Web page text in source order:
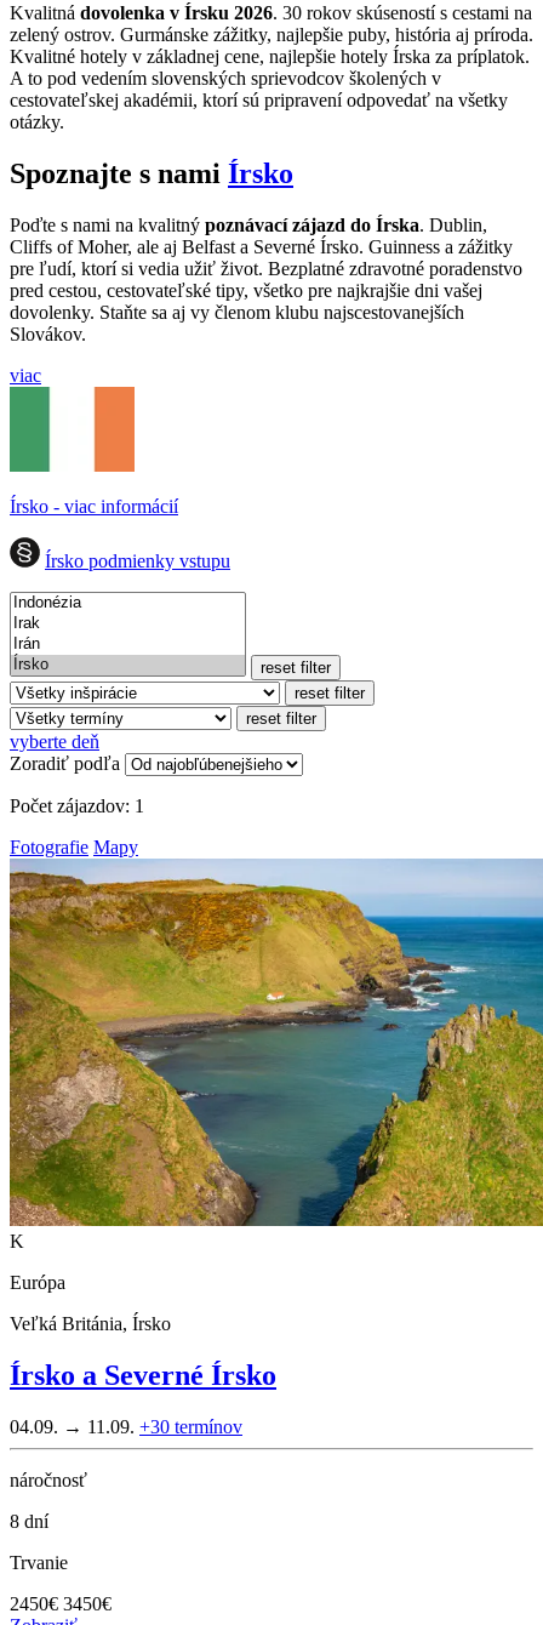
Kvalitná dovolenka v Írsku 2026. 30 rokov skúseností s cestami na
zelený ostrov. Gurmánske zážitky, najlepšie puby, história aj príroda.
Kvalitné hotely v základnej cene, najlepšie hotely Írska za príplatok.
A to pod vedením slovenských sprievodcov školených v
cestovateľskej akadémii, ktorí sú pripravení odpovedať na všetky
otázky.
Spoznajte s nami Írsko
Poďte s nami na kvalitný poznávací zájazd do Írska. Dublin,
Cliffs of Moher, ale aj Belfast a Severné Írsko. Guinness a zážitky
pre ľudí, ktorí si vedia užiť život. Bezplatné zdravotné poradenstvo
pred cestou, cestovateľské tipy, všetko pre najkrajšie dni vašej
dovolenky. Staňte sa aj vy členom klubu najscestovanejších
Slovákov.
viac
Írsko - viac informácií
Írsko podmienky vstupu
reset filter
reset filter
reset filter
vyberte deň
Zoradiť podľa
Počet zájazdov: 1
Fotografie Mapy
K
Európa
Veľká Británia, Írsko
Írsko a Severné Írsko
04.09. → 11.09. +30 termínov
náročnosť
8 dní
Trvanie
2450€ 3450€